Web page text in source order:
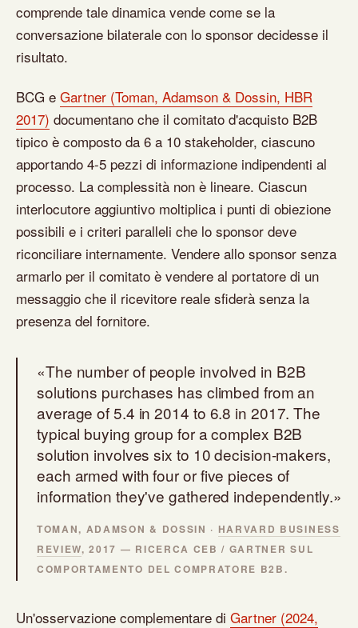
comprende tale dinamica vende come se la
conversazione bilaterale con lo sponsor decidesse il
risultato.
BCG e Gartner (Toman, Adamson & Dossin, HBR
2017) documentano che il comitato d'acquisto B2B
tipico è composto da 6 a 10 stakeholder, ciascuno
apportando 4-5 pezzi di informazione indipendenti al
processo. La complessità non è lineare. Ciascun
interlocutore aggiuntivo moltiplica i punti di obiezione
possibili e i criteri paralleli che lo sponsor deve
riconciliare internamente. Vendere allo sponsor senza
armarlo per il comitato è vendere al portatore di un
messaggio che il ricevitore reale sfiderà senza la
presenza del fornitore.
«The number of people involved in B2B
solutions purchases has climbed from an
average of 5.4 in 2014 to 6.8 in 2017. The
typical buying group for a complex B2B
solution involves six to 10 decision-makers,
each armed with four or five pieces of
information they've gathered independently.»
TOMAN, ADAMSON & DOSSIN · HARVARD BUSINESS
REVIEW, 2017 — RICERCA CEB / GARTNER SUL
COMPORTAMENTO DEL COMPRATORE B2B.
Un'osservazione complementare di Gartner (2024,